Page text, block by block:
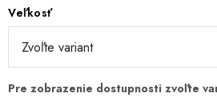
Veľkosť